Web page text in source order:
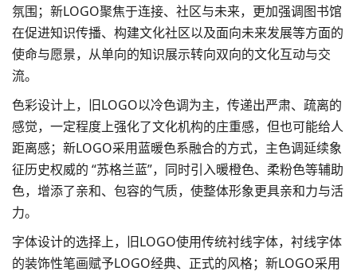
氛围；新LOGO聚焦于连接、社区与未来，更加强调图书馆
在促进知识传播、构建文化社区以及面向未来发展等方面的
使命与愿景，从单向的知识展示转向双向的文化互动与交
流。
色彩设计上，旧LOGO以冷色调为主，传递出严肃、疏离的
感觉，一定程度上强化了文化机构的庄重感，但也可能给人
距离感；新LOGO采用蓝暖色系融合的方式，主色调延续象
征历史权威的 “苏格兰蓝”，同时引入暖橙色、柔粉色等辅助
色，增添了亲和、包容的气质，使整体形象更具亲和力与活
力。
字体设计的选择上，旧LOGO使用传统衬线字体，衬线字体
的装饰性笔画赋予LOGO经典、正式的风格；新LOGO采用